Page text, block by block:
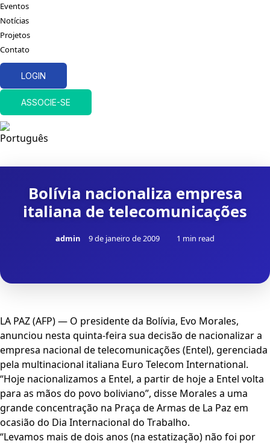
Eventos
Notícias
Projetos
Contato
LOGIN
ASSOCIE-SE
Bolívia nacionaliza empresa
italiana de telecomunicações
admin 9 de janeiro de 2009 1 min read
LA PAZ (AFP) — O presidente da Bolívia, Evo Morales,
anunciou nesta quinta-feira sua decisão de nacionalizar a
empresa nacional de telecomunicações (Entel), gerenciada
pela multinacional italiana Euro Telecom International.
“Hoje nacionalizamos a Entel, a partir de hoje a Entel volta
para as mãos do povo boliviano”, disse Morales a uma
grande concentração na Praça de Armas de La Paz em
ocasião do Dia Internacional do Trabalho.
“Levamos mais de dois anos (na estatização) não foi por